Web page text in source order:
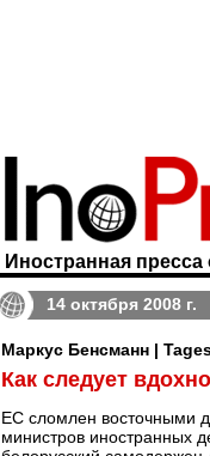
Иностранная
14 октября 2008 г.
Маркус Бенсманн |
Как следует
ЕС сломлен восточными
министров иностранных